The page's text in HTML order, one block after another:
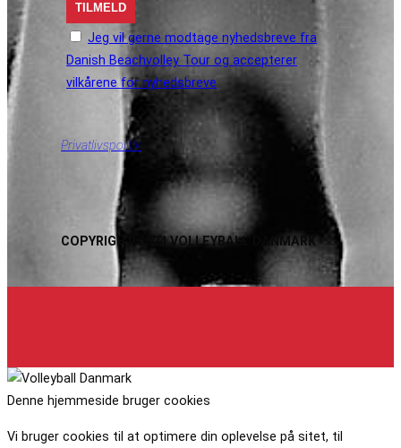
Jeg vil gerne modtage nyhedsbreve fra
Danish Beachvolley Tour og accepterer
vilkårene for nyhedsbreve
Privatlivspolitik
COPYRIGHT 2024 VOLLEYBALL DANMARK
Denne hjemmeside bruger cookies
Vi bruger cookies til at optimere din oplevelse på sitet, til